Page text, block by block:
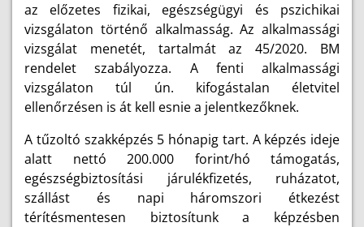
az előzetes fizikai, egészségügyi és pszichikai
vizsgálaton történő alkalmasság. Az alkalmassági
vizsgálat menetét, tartalmát az 45/2020. BM
rendelet szabályozza. A fenti alkalmassági
vizsgálaton túl ún. kifogástalan életvitel
ellenőrzésen is át kell esnie a jelentkezőknek.
A tűzoltó szakképzés 5 hónapig tart. A képzés ideje
alatt nettó 200.000 forint/hó támogatás,
egészségbiztosítási járulékfizetés, ruházatot,
szállást és napi háromszori étkezést
térítésmentesen biztosítunk a képzésben